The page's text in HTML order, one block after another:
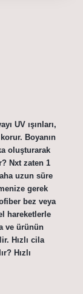
UV ışınları,
Boyanın
oluşturarak
Nxt zaten 1
uzun süre
gerek
bez veya
hareketlerle
ve ürünün
Hızlı cila
Hızlı